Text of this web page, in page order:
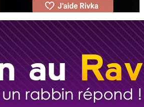
don pour 5 jours de vacances aux Orphelins
sur WhatsApp
une bénédiction
don pour Sauvez la jambe de Yohan
groupe sur Zoom
Box Music